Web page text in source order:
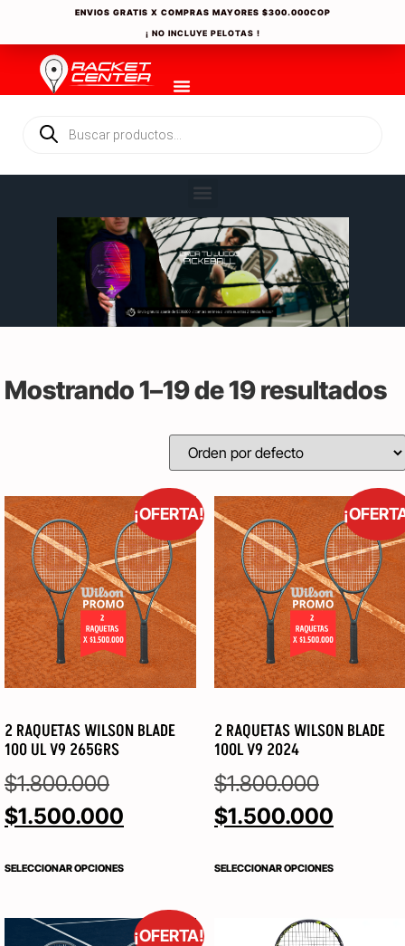
ENVIOS GRATIS X COMPRAS MAYORES $300.000COP
¡ NO INCLUYE PELOTAS !
Mostrando 1–19 de 19 resultados
¡OFERTA!
2 RAQUETAS WILSON BLADE
100 UL V9 265GRS
$1.800.000
$1.500.000
SELECCIONAR OPCIONES
2 RAQUETAS WILSON BLADE
100L V9 2024
$1.800.000
$1.500.000
SELECCIONAR OPCIONES
¡OFERTA!